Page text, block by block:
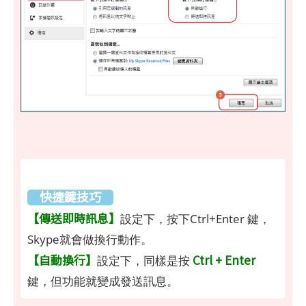
快捷鍵技巧
【傳送即時訊息】 設定下，按下Ctrl+Enter 鍵，
Skype就會做換行動作。
【自動換行】 設定下，同樣是按 Ctrl + Enter
鍵，但功能就變成發送訊息。